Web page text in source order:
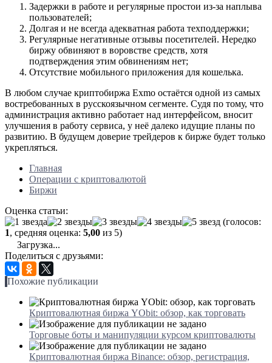
Задержки в работе и регулярные простои из-за наплыва
пользователей;
Долгая и не всегда адекватная работа техподдержки;
Регулярные негативные отзывы посетителей. Нередко
биржу обвиняют в воровстве средств, хотя
подтверждения этим обвинениям нет;
Отсутствие мобильного приложения для кошелька.
В любом случае криптобиржа Exmo остаётся одной из самых
востребованных в русскоязычном сегменте. Судя по тому, что
администрация активно работает над интерфейсом, вносит
улучшения в работу сервиса, у неё далеко идущие планы по
развитию. В будущем доверие трейдеров к бирже будет только
укрепляться.
Главная
Операции с криптовалютой
Биржи
Оценка статьи:
(голосов:
1, средняя оценка: 5,00 из 5)
Загрузка...
Поделиться с друзьями:
Похожие публикации
Криптовалютная биржа YObit: обзор, как торговать
Торговые боты и манипуляции курсом криптовалюты
Криптовалютная биржа Binance: обзор, регистрация,